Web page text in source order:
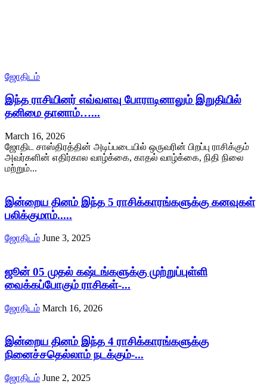
ஜோதிடம்
இந்த ராசியினர் எவ்வளவு போராடினாலும் இறுதியில்
தனிமை தானாம்…...
March 16, 2026
ஜோதிட சாஸ்திரத்தின் அடிப்படையில் ஒருவரின் பிறப்பு ராசிக்கும்
அவர்களின் எதிர்கால வாழ்க்கை, காதல் வாழ்க்கை, நிதி நிலை
மற்றும்...
இன்றைய தினம் இந்த 5 ராசிக்காரங்களுக்கு கனவுகள்
பலிக்குமாம்.....
ஜோதிடம் June 3, 2025
ஜூன் 05 முதல் கஷ்டங்களுக்கு முற்றுப்புள்ளி
வைக்கப்போகும் ராசிகள்-...
ஜோதிடம் March 16, 2026
இன்றைய தினம் இந்த 4 ராசிக்காரங்களுக்கு
நினைச்சதெல்லாம் நடக்கும்-...
ஜோதிடம் June 2, 2025